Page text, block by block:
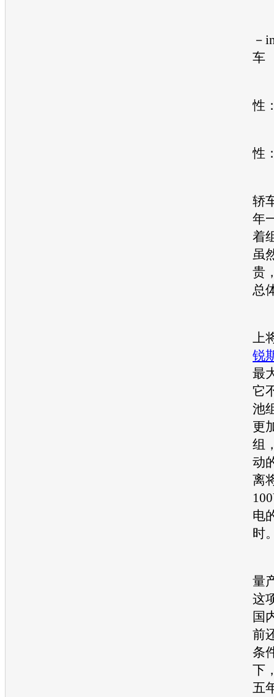
－
车
性
性
轿
年
着
虽
贵
总
上
锐
最
它
池
更
组
动
离
电
时
量
这
国
前
条
下
五